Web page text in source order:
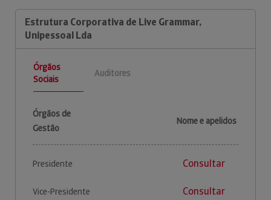
Estrutura Corporativa de Live Grammar,
Unipessoal Lda
Órgãos
Sociais
Auditores
Órgãos de
Gestão
Nome e apelidos
Presidente Consultar
Vice-Presidente Consultar